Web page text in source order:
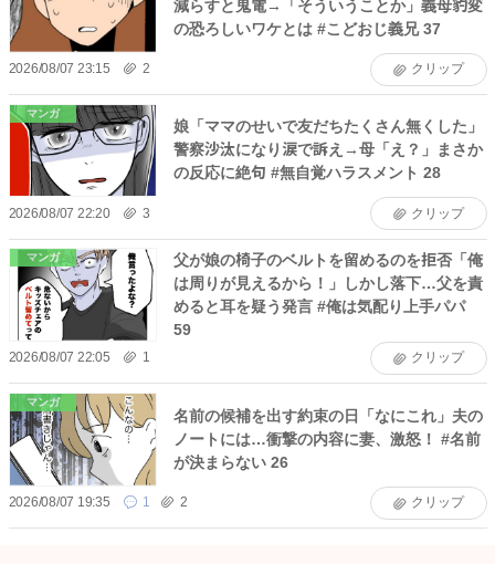
減らすと鬼電→「そういうことか」義母豹変
の恐ろしいワケとは #こどおじ義兄 37
2026/08/07 23:15 2 クリップ
マンガ
娘「ママのせいで友だちたくさん無くした」
警察沙汰になり涙で訴え→母「え？」まさか
の反応に絶句 #無自覚ハラスメント 28
2026/08/07 22:20 3 クリップ
マンガ
父が娘の椅子のベルトを留めるのを拒否「俺
は周りが見えるから！」しかし落下…父を責
めると耳を疑う発言 #俺は気配り上手パパ
59
2026/08/07 22:05 1 クリップ
マンガ
名前の候補を出す約束の日「なにこれ」夫の
ノートには…衝撃の内容に妻、激怒！ #名前
が決まらない 26
2026/08/07 19:35 1 2 クリップ